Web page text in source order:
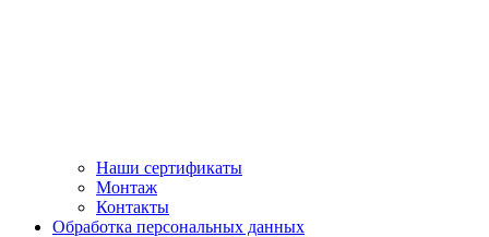
Наши сертификаты
Монтаж
Контакты
Обработка персональных данных